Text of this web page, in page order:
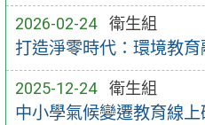
2026-02-24 衛生組
打造淨零時代：環境教
2025-12-24 衛生組
中小學氣候變遷教育線上